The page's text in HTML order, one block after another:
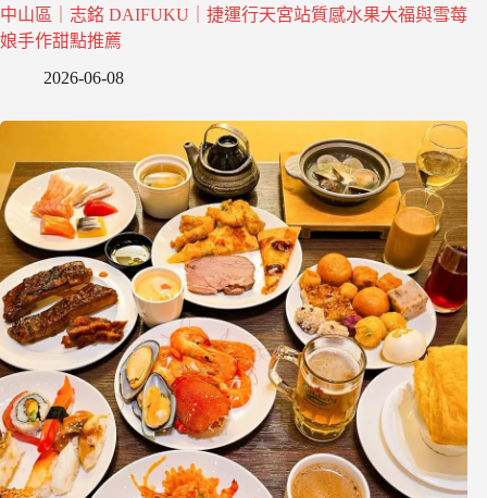
中山區｜志銘 DAIFUKU｜捷運行天宮站質感水果大福與雪莓
娘手作甜點推薦
2026-06-08